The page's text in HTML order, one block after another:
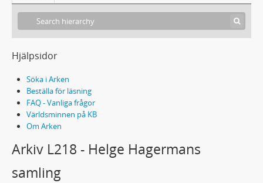
Hjälpsidor
Söka i Arken
Beställa för läsning
FAQ - Vanliga frågor
Världsminnen på KB
Om Arken
Arkiv L218 - Helge Hagermans
samling